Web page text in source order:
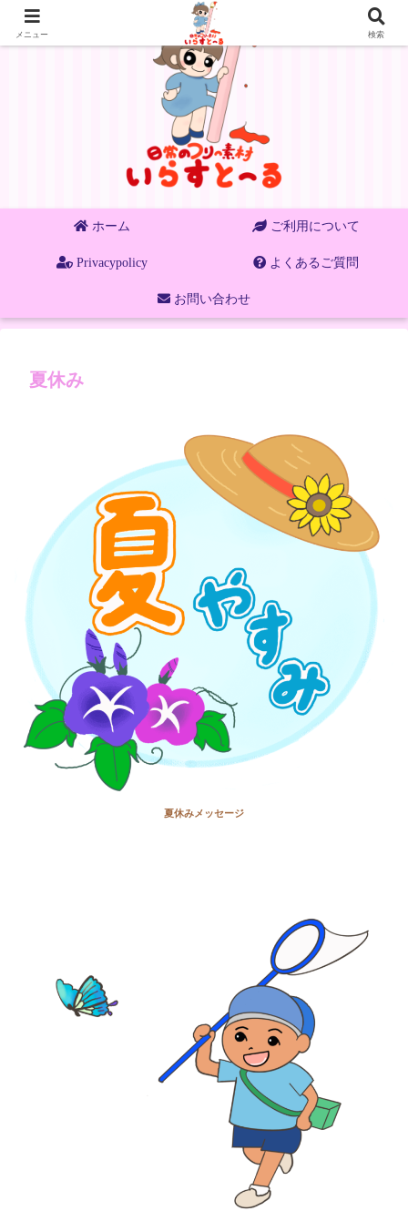
ホーム ご利用について
Privacypolicy よくあるご質問
お問い合わせ
夏休み
夏休みメッセージ
メニュー 検索